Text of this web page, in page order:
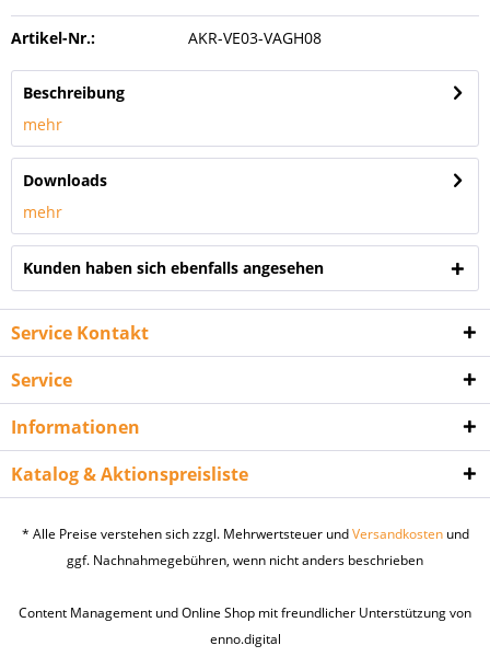
Artikel-Nr.: AKR-VE03-VAGH08
Beschreibung
mehr
Downloads
mehr
Kunden haben sich ebenfalls angesehen
Service Kontakt
Service
Informationen
Katalog & Aktionspreisliste
* Alle Preise verstehen sich zzgl. Mehrwertsteuer undVersandkostenund
ggf. Nachnahmegebühren, wenn nicht anders beschrieben
Content Management und Online Shop mit freundlicher Unterstützung von
enno.digital